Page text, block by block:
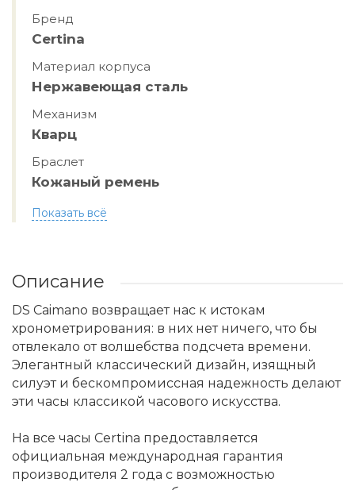
Бренд
Certina
Материал корпуса
Нержавеющая сталь
Механизм
Кварц
Браслет
Кожаный ремень
Показать всё
Описание
DS Caimano возвращает нас к истокам
хронометрирования: в них нет ничего, что бы
отвлекало от волшебства подсчета времени.
Элегантный классический дизайн, изящный
силуэт и бескомпромиссная надежность делают
эти часы классикой часового искусства.
На все часы Certina предоставляется
официальная международная гарантия
производителя 2 года с возможностью